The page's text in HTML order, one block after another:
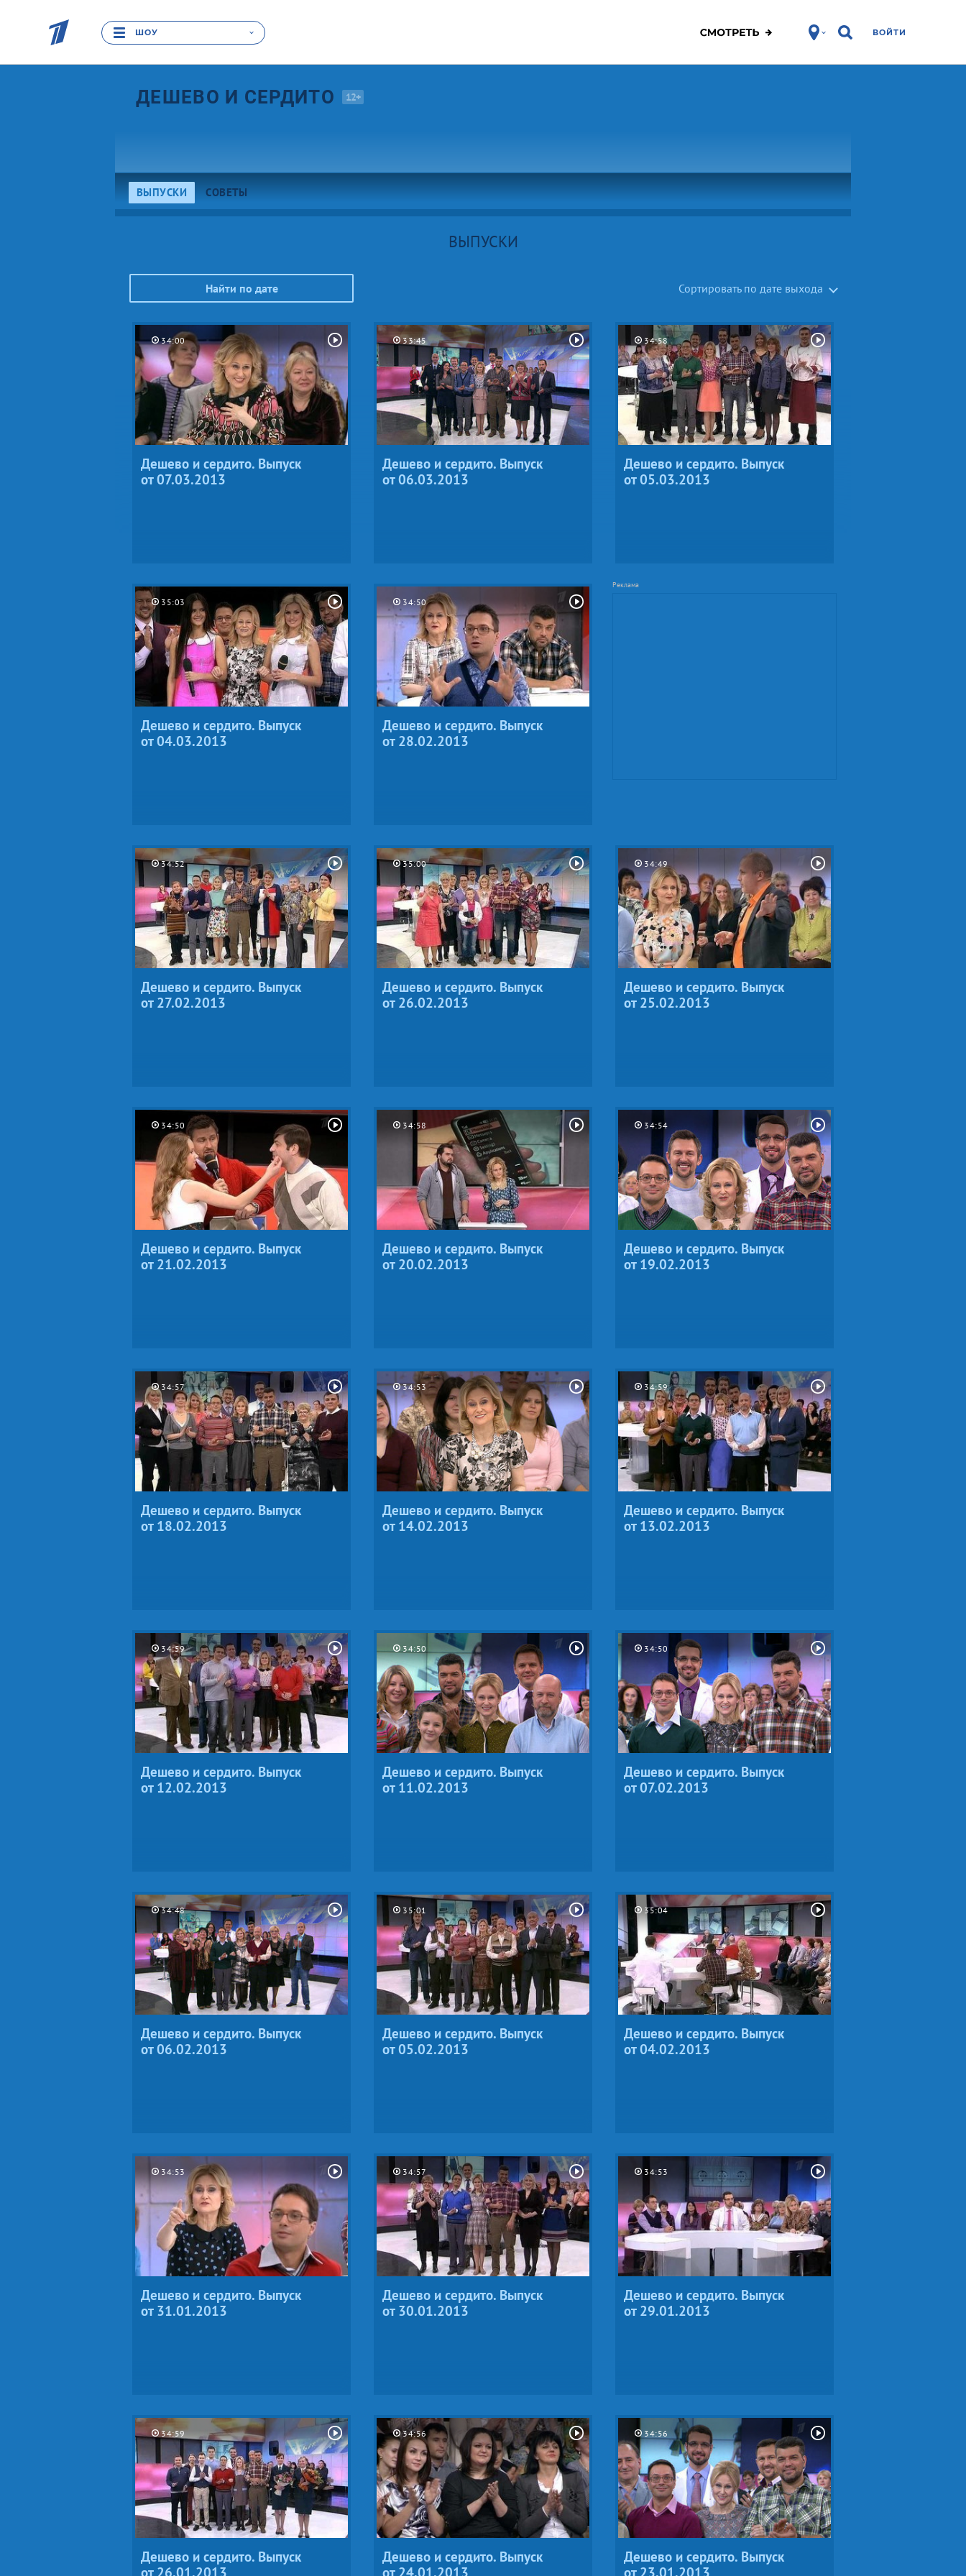
ШОУ ВОЙТИ
ДЕШЕВО И СЕРДИТО 12+
ВЫПУСКИ СОВЕТЫ
ВЫПУСКИ
Найти по дате Сортировать по дате выхода
34:00
Дешево и сердито. Выпуск
от 07.03.2013
33:45
Дешево и сердито. Выпуск
от 06.03.2013
34:58
Дешево и сердито. Выпуск
от 05.03.2013
35:03
Дешево и сердито. Выпуск
от 04.03.2013
34:50
Дешево и сердито. Выпуск
от 28.02.2013
34:52
Дешево и сердито. Выпуск
от 27.02.2013
35:00
Дешево и сердито. Выпуск
от 26.02.2013
34:49
Дешево и сердито. Выпуск
от 25.02.2013
34:50
Дешево и сердито. Выпуск
от 21.02.2013
34:58
Дешево и сердито. Выпуск
от 20.02.2013
34:54
Дешево и сердито. Выпуск
от 19.02.2013
34:57
Дешево и сердито. Выпуск
от 18.02.2013
34:53
Дешево и сердито. Выпуск
от 14.02.2013
34:59
Дешево и сердито. Выпуск
от 13.02.2013
34:59
Дешево и сердито. Выпуск
от 12.02.2013
34:50
Дешево и сердито. Выпуск
от 11.02.2013
34:50
Дешево и сердито. Выпуск
от 07.02.2013
34:48
Дешево и сердито. Выпуск
от 06.02.2013
35:01
Дешево и сердито. Выпуск
от 05.02.2013
35:04
Дешево и сердито. Выпуск
от 04.02.2013
34:53
Дешево и сердито. Выпуск
от 31.01.2013
34:57
Дешево и сердито. Выпуск
от 30.01.2013
34:53
Дешево и сердито. Выпуск
от 29.01.2013
34:59
Дешево и сердито. Выпуск
от 26.01.2013
34:56
Дешево и сердито. Выпуск
от 24.01.2013
34:56
Дешево и сердито. Выпуск
от 23.01.2013